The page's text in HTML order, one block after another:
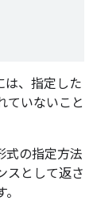
は、指定した
ていないこと
式の指定方法
スとして返さ